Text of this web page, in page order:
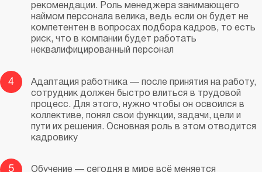
рекомендации. Роль менеджера занимающего
наймом персонала велика, ведь если он будет не
компетентен в вопросах подбора кадров, то есть
риск, что в компании будет работать
неквалифицированный персонал
4
Адаптация работника — после принятия на работу,
сотрудник должен быстро влиться в трудовой
процесс. Для этого, нужно чтобы он освоился в
коллективе, понял свои функции, задачи, цели и
пути их решения. Основная роль в этом отводится
кадровику
5
Обучение — сегодня в мире всё меняется